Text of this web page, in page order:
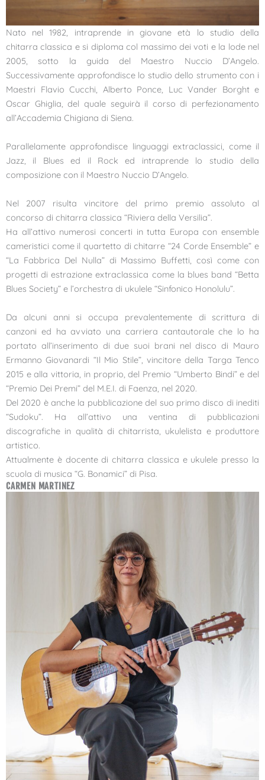
Nato nel 1982, intraprende in giovane età lo studio della
chitarra classica e si diploma col massimo dei voti e la lode nel
2005, sotto la guida del Maestro Nuccio D’Angelo.
Successivamente approfondisce lo studio dello strumento con i
Maestri Flavio Cucchi, Alberto Ponce, Luc Vander Borght e
Oscar Ghiglia, del quale seguirà il corso di perfezionamento
all’Accademia Chigiana di Siena.
Parallelamente approfondisce linguaggi extraclassici, come il
Jazz, il Blues ed il Rock ed intraprende lo studio della
composizione con il Maestro Nuccio D’Angelo.
Nel 2007 risulta vincitore del primo premio assoluto al
concorso di chitarra classica “Riviera della Versilia”.
Ha all’attivo numerosi concerti in tutta Europa con ensemble
cameristici come il quartetto di chitarre “24 Corde Ensemble” e
“La Fabbrica Del Nulla” di Massimo Buffetti, così come con
progetti di estrazione extraclassica come la blues band “Betta
Blues Society” e l’orchestra di ukulele “Sinfonico Honolulu”.
Da alcuni anni si occupa prevalentemente di scrittura di
canzoni ed ha avviato una carriera cantautorale che lo ha
portato all’inserimento di due suoi brani nel disco di Mauro
Ermanno Giovanardi “Il Mio Stile”, vincitore della Targa Tenco
2015 e alla vittoria, in proprio, del Premio “Umberto Bindi” e del
“Premio Dei Premi” del M.E.I. di Faenza, nel 2020.
Del 2020 è anche la pubblicazione del suo primo disco di inediti
“Sudoku”. Ha all’attivo una ventina di pubblicazioni
discografiche in qualità di chitarrista, ukulelista e produttore
artistico.
Attualmente è docente di chitarra classica e ukulele presso la
scuola di musica “G. Bonamici” di Pisa.
CARMEN MARTINEZ